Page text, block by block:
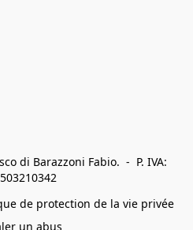
di Barazzoni Fabio.  -  P. IVA:
de protection de la vie privée
un abus